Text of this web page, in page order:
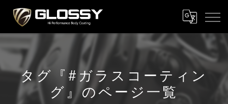
タグ『#ガラスコーティン
グ』のページ一覧